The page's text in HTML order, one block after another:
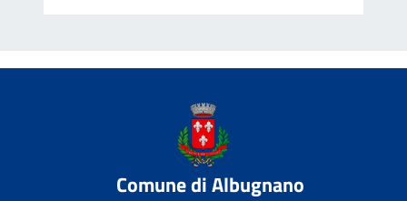
Comune di Albugnano